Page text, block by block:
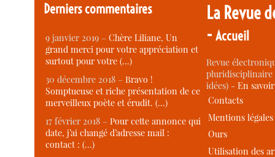
Derniers commentaires
9 janvier 2019 –Chère Liliane, Un
grand merci pour votre appréciation et
surtout pour votre (…)
30 décembre 2018 –Bravo !
Somptueuse et riche présentation de ce
merveilleux poète et érudit. (…)
17 février 2018 –Pour cette annonce qui
date, j’ai changé d’adresse mail :
contact : (…)
La Revue
-Accueil
Revue
idées) -En
Contacts
Mentions légales
Ours
Utilisation des